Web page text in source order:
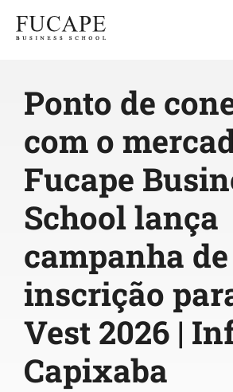
Ponto de
com o
Fucape
School lança
campanha
inscrição
Vest 2026 |
Capixaba